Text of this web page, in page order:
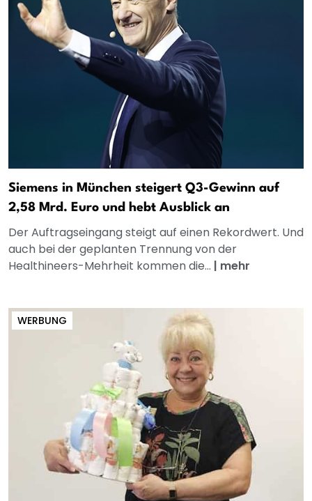
Siemens in München steigert Q3-Gewinn auf
2,58 Mrd. Euro und hebt Ausblick an
Der Auftragseingang steigt auf einen Rekordwert. Und
auch bei der geplanten Trennung von der
Healthineers-Mehrheit kommen die... | mehr
WERBUNG